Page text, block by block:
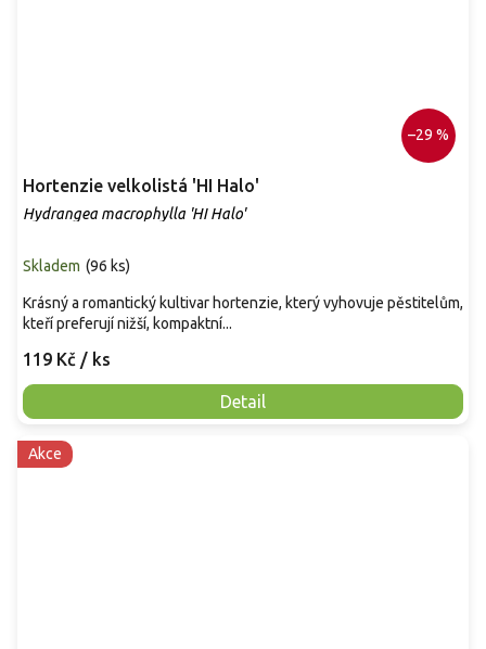
–29 %
Hortenzie velkolistá 'HI Halo'
Hydrangea macrophylla 'HI Halo'
Skladem (96 ks)
119 Kč / ks
Detail
Krásný a romantický kultivar hortenzie, který vyhovuje pěstitelům,
kteří preferují nižší, kompaktní...
Akce